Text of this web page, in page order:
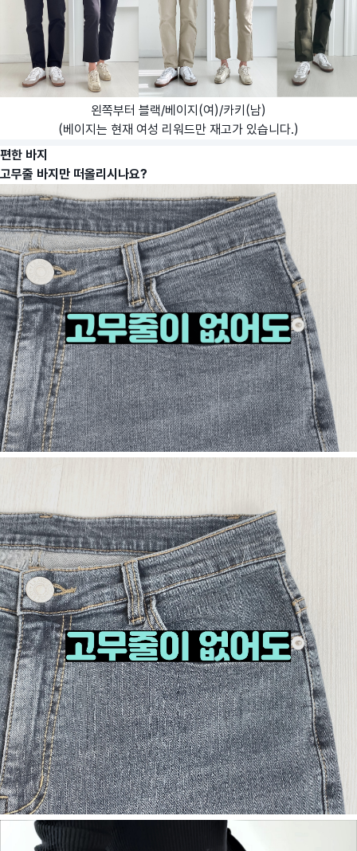
왼쪽부터 블랙/베이지(여)/카키(남)
(베이지는 현재 여성 리워드만 재고가 있습니다.)
편한 바지
고무줄 바지만 떠올리시나요?